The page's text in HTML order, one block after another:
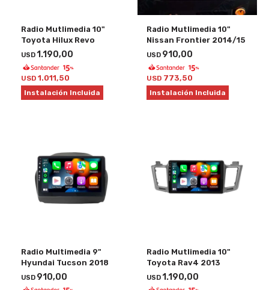
Radio Mutlimedia 10"
Toyota Hilux Revo
USD1.190,00
USD 1.011,50
Instalación Incluida
Radio Mutlimedia 10"
Nissan Frontier 2014/15
USD 910,00
USD 773,50
Instalación Incluida
Radio Multimedia 9"
Hyundai Tucson 2018
USD 910,00
Radio Mutlimedia 10"
Toyota Rav4 2013
USD1.190,00